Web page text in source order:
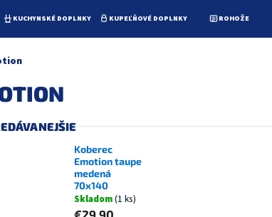
KUCHYNSKÉ DOPLNKY KUPEĽŇOVÉ DOPLNKY ROHOŽE
Koberec
Emotion taupe
medená
70x140
Skladom(1 ks)
€29,90